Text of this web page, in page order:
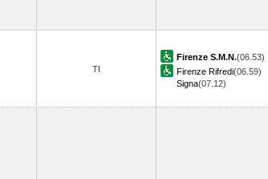
TI
Firenze S.M.N.(06.53)
Firenze Rifredi(06.59)
Signa(07.12)